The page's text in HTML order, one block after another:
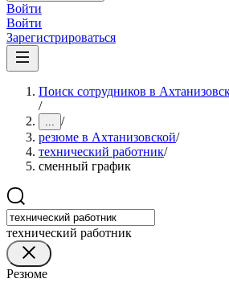
Войти
Войти
Зарегистрироваться
Поиск сотрудников в
/
... /
резюме в Ахтанизовской/
технический работник/
сменный график
технический работник
Резюме